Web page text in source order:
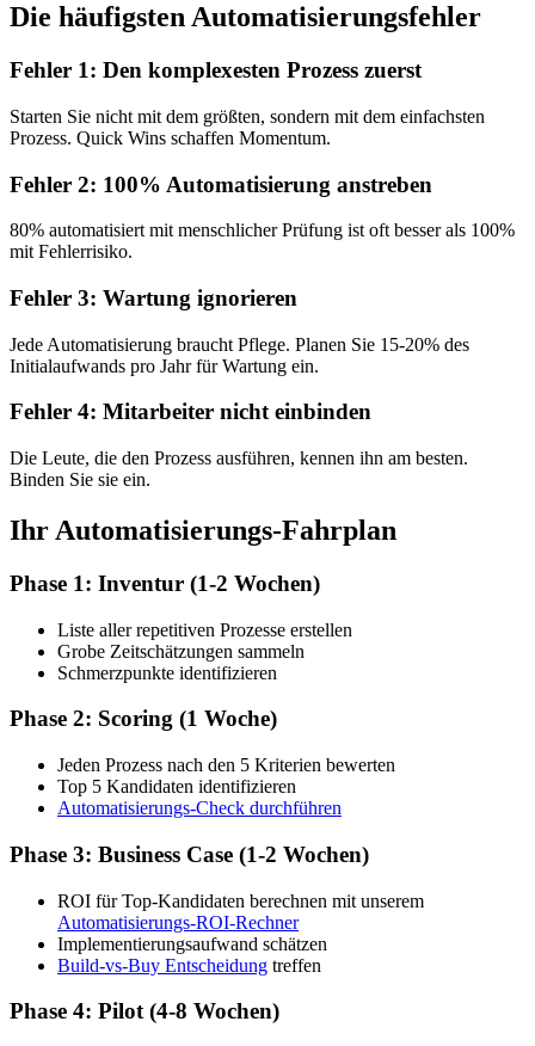
Die häufigsten Automatisierungsfehler
Fehler 1: Den komplexesten Prozess zuerst
Starten Sie nicht mit dem größten, sondern mit dem einfachsten
Prozess. Quick Wins schaffen Momentum.
Fehler 2: 100% Automatisierung anstreben
80% automatisiert mit menschlicher Prüfung ist oft besser als 100%
mit Fehlerrisiko.
Fehler 3: Wartung ignorieren
Jede Automatisierung braucht Pflege. Planen Sie 15-20% des
Initialaufwands pro Jahr für Wartung ein.
Fehler 4: Mitarbeiter nicht einbinden
Die Leute, die den Prozess ausführen, kennen ihn am besten.
Binden Sie sie ein.
Ihr Automatisierungs-Fahrplan
Phase 1: Inventur (1-2 Wochen)
Liste aller repetitiven Prozesse erstellen
Grobe Zeitschätzungen sammeln
Schmerzpunkte identifizieren
Phase 2: Scoring (1 Woche)
Jeden Prozess nach den 5 Kriterien bewerten
Top 5 Kandidaten identifizieren
Automatisierungs-Check durchführen
Phase 3: Business Case (1-2 Wochen)
ROI für Top-Kandidaten berechnen mit unserem
Automatisierungs-ROI-Rechner
Implementierungsaufwand schätzen
Build-vs-Buy Entscheidung treffen
Phase 4: Pilot (4-8 Wochen)